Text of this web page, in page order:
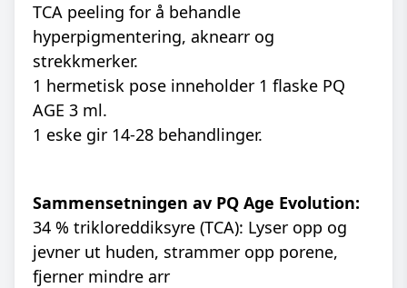
TCA peeling for å behandle
hyperpigmentering, aknearr og
strekkmerker.
1 hermetisk pose inneholder 1 flaske PQ
AGE 3 ml.
1 eske gir 14-28 behandlinger.
Sammensetningen av PQ Age Evolution:
34 % trikloreddiksyre (TCA): Lyser opp og
jevner ut huden, strammer opp porene,
fjerner mindre arr